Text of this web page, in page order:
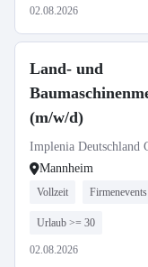
02.08.2026
Land- und
(m/w/d)
Implenia Deutschland
Mannheim
Vollzeit Firmenevents
Urlaub >= 30
02.08.2026